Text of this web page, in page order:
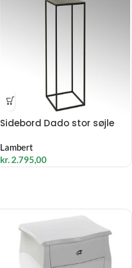
Sidebord Dado stor søjle
Lambert
kr. 2.795,00